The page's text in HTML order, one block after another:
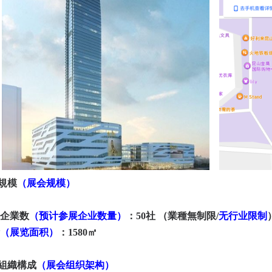
模 （展会规模）
業数 （预计参展企业数量） ： 50社 （業種無制限/无行业限制
（展览面积）
： 1580㎡
織構成 （展会组织架构）